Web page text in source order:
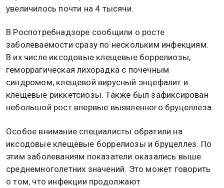
увеличилось почти на 4 тысячи.
В Роспотребнадзоре сообщили о росте
заболеваемости сразу по нескольким инфекциям.
В их числе иксодовые клещевые боррелиозы,
геморрагическая лихорадка с почечным
синдромом, клещевой вирусный энцефалит и
клещевые риккетсиозы. Также был зафиксирован
небольшой рост впервые выявленного бруцеллеза.
Особое внимание специалисты обратили на
иксодовые клещевые боррелиозы и бруцеллез. По
этим заболеваниям показатели оказались выше
среднемноголетних значений. Это может говорить
о том, что инфекции продолжают